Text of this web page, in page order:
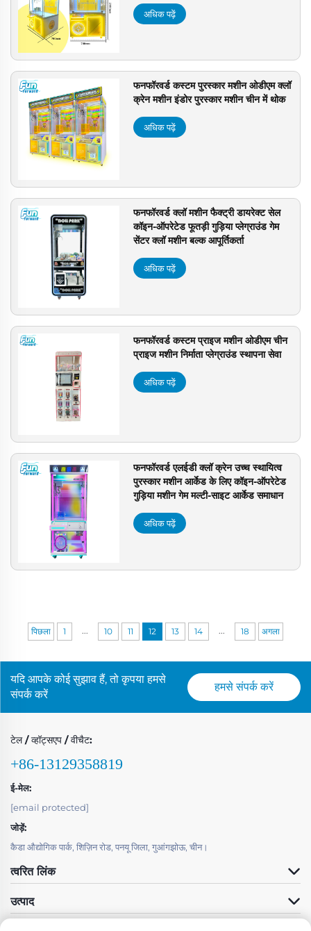
अधिक पढ़ें
फनफॉरवर्ड कस्टम पुरस्कार मशीन ओडीएम क्लॉ
क्रेन मशीन इंडोर पुरस्कार मशीन चीन में थोक
अधिक पढ़ें
फनफॉरवर्ड क्लॉ मशीन फैक्ट्री डायरेक्ट सेल
कॉइन-ऑपरेटेड फूतड़ी गुड़िया प्लेग्राउंड गेम
सेंटर क्लॉ मशीन बल्क आपूर्तिकर्ता
अधिक पढ़ें
फनफॉरवर्ड कस्टम प्राइज मशीन ओडीएम चीन
प्राइज मशीन निर्माता प्लेग्राउंड स्थापना सेवा
अधिक पढ़ें
फनफॉरवर्ड एलईडी क्लॉ क्रेन उच्च स्थायित्व
पुरस्कार मशीन आर्केड के लिए कॉइन-ऑपरेटेड
गुड़िया मशीन गेम मल्टी-साइट आर्केड समाधान
अधिक पढ़ें
पिछला 1 ... 10 11 12 13 14 ... 18 अगला
यदि आपके कोई सुझाव हैं, तो कृपया हमसे
संपर्क करें
हमसे संपर्क करें
टेल / व्हॉट्सएप / वीचैट:
+86-13129358819
ई-मेल:
[email protected]
जोड़ें:
कैडा औद्योगिक पार्क, शिज़िन रोड, पनयू जिला, गुआंगझोऊ, चीन।
त्वरित लिंक
उत्पाद